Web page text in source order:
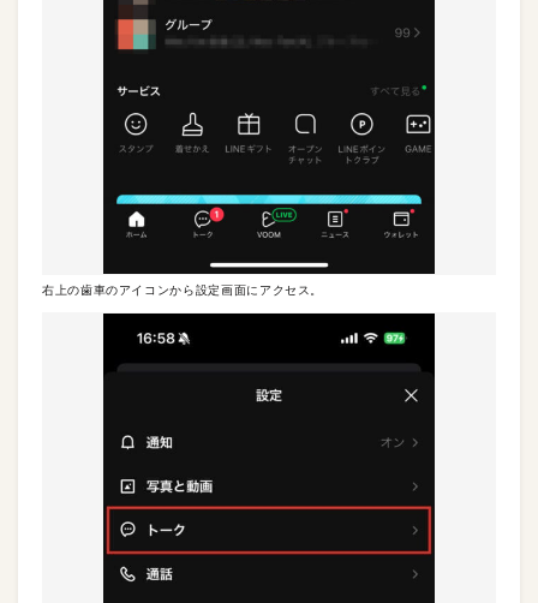
右上の歯車のアイコンから設定画面にアクセス。